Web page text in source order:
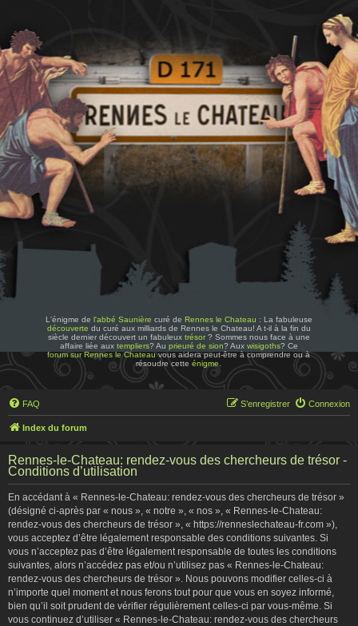
L'énigme de l'abbé Saunière curé de Rennes le Chateau : La fabuleuse
découverte du curé aux milliards de Rennes le Chateau! A t-il à la fin du
siècle dernier découvert un fabuleux trésor? Sommes nous face à une
affaire liée aux templiers? Au prieuré de sion? Aux wisigoths? Ce
forum sur Rennes le Chateauvous aidera peut-être à comprendre ou à
résoudre cetteénigme
FAQ Connexion
S’enregistrer
Index du forum
Rennes-le-Chateau: rendez-vous des chercheurs de trésor -
Conditions d’utilisation
En accédant à « Rennes-le-Chateau: rendez-vous des chercheurs de trésor »
(désigné ci-après par « nous », « notre », « nos », « Rennes-le-Chateau:
rendez-vous des chercheurs de trésor », « https://renneslechateau-fr.com »),
vous acceptez d’être légalement responsable des conditions suivantes. Si
vous n’acceptez pas d’être légalement responsable de toutes les conditions
suivantes, alors n’accédez pas et/ou n’utilisez pas « Rennes-le-Chateau:
rendez-vous des chercheurs de trésor ». Nous pouvons modifier celles-ci à
n’importe quel moment et nous ferons tout pour que vous en soyez informé,
bien qu’il soit prudent de vérifier régulièrement celles-ci par vous-même. Si
vous continuez d’utiliser « Rennes-le-Chateau: rendez-vous des chercheurs